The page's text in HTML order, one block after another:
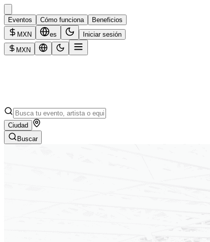
Eventos Cómo funciona
Beneficios
MXN
es Iniciar sesión
MXN
Ciudad
Buscar